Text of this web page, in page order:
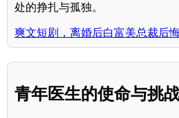
处的挣扎与孤独。
爽文短剧，离婚后白富美总裁后
青年医生的使命与挑